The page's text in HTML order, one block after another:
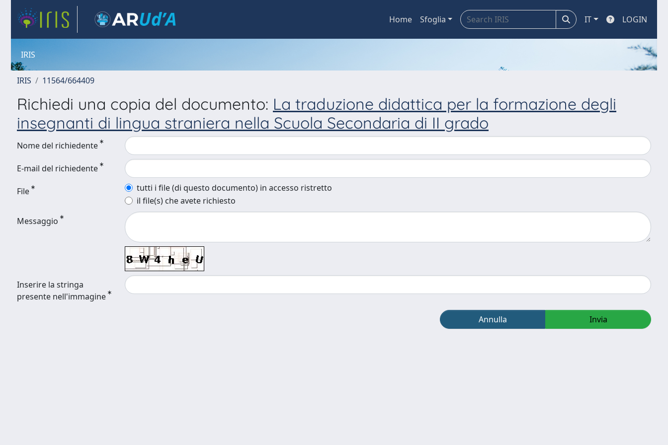
Home Sfoglia IT LOGIN
IRIS
IRIS 11564/664409
Richiedi una copia del documento: La traduzione didattica per la formazione degli
insegnanti di lingua straniera nella Scuola Secondaria di II grado
Nome del richiedente
E-mail del richiedente
File
tutti i file (di questo documento) in accesso ristretto
il file(s) che avete richiesto
Messaggio
Inserire la stringa
presente nell'immagine
Annulla Invia